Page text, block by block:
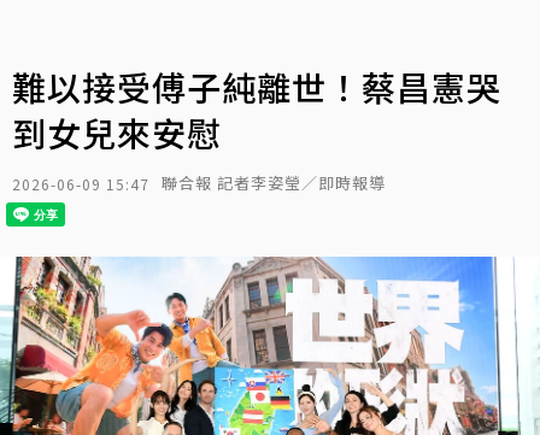
難以接受傅子純離世！蔡昌憲哭
到女兒來安慰
2026-06-09 15:47 聯合報 記者李姿瑩／即時報導